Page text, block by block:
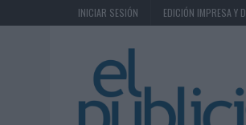
INICIAR SESIÓN EDICIÓN IMPRESA Y